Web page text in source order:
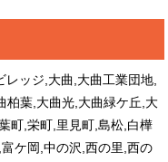
ッジ,大曲,大曲工業団地,
柏葉,大曲光,大曲緑ケ丘,大
町,栄町,里見町,島松,白樺
ケ岡,中の沢,西の里,西の